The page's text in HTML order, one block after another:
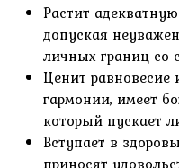
Растит
допуская
личных границ со
Ценит равновесие
гармонии, имеет
который пускает
Вступает в
приносят